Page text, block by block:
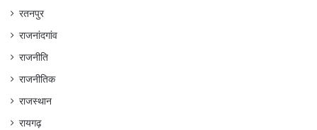
रतनपुर
राजनांदगांव
राजनीति
राजनीतिक
राजस्थान
रायगढ़